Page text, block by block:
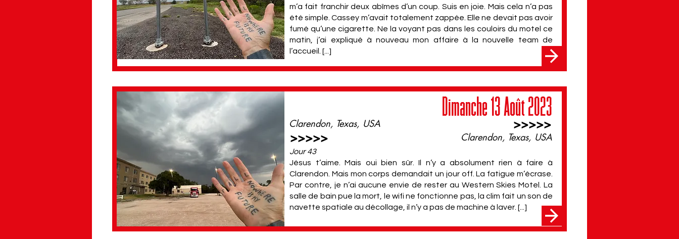
m’a fait franchir deux abîmes d’un coup. Suis en joie. Mais cela n’a pas
été simple. Cassey m’avait totalement zappée. Elle ne devait pas avoir
fumé qu’une cigarette. Ne la voyant pas dans les couloirs du motel ce
matin, j’ai expliqué à nouveau mon affaire à la nouvelle team de
l’accueil. [...]
Clarendon, Texas, USA
Dimanche 13 Août 2023
Clarendon, Texas, USA
>>>>>
>>>>>
Jour 43
Jésus t’aime. Mais oui bien sûr. Il n’y a absolument rien à faire à
Clarendon. Mais mon corps demandait un jour off. La fatigue m’écrase.
Par contre, je n’ai aucune envie de rester au Western Skies Motel. La
salle de bain pue la mort, le wifi ne fonctionne pas, la clim fait un son de
navette spatiale au décollage, il n’y a pas de machine à laver. [...]